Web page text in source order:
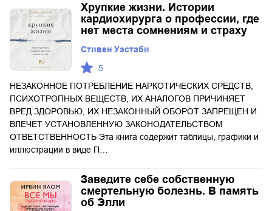
Хрупкие жизни. Истории
кардиохирурга о профессии, где
нет места сомнениям и страху
Стивен Уэстаби
5
НЕЗАКОННОЕ ПОТРЕБЛЕНИЕ НАРКОТИЧЕСКИХ СРЕДСТВ,
ПСИХОТРОПНЫХ ВЕЩЕСТВ, ИХ АНАЛОГОВ ПРИЧИНЯЕТ
ВРЕД ЗДОРОВЬЮ, ИХ НЕЗАКОННЫЙ ОБОРОТ ЗАПРЕЩЕН И
ВЛЕЧЕТ УСТАНОВЛЕННУЮ ЗАКОНОДАТЕЛЬСТВОМ
ОТВЕТСТВЕННОСТЬ Эта книга содержит таблицы, графики и
иллюстрации в виде П…
Заведите себе собственную
смертельную болезнь. В память
об Элли